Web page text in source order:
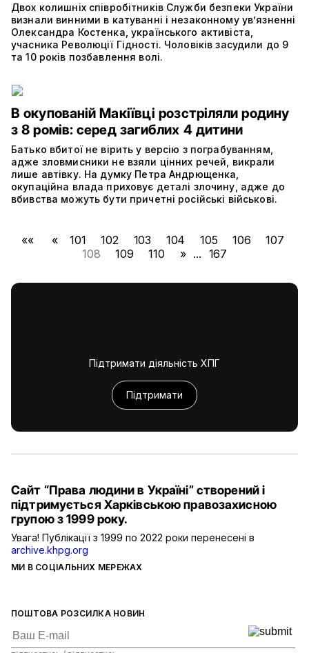
Двох колишніх співробітників Служби безпеки України
визнали винними в катуванні і незаконному ув’язненні
Олександра Костенка, українського активіста,
учасника Революції Гідності. Чоловіків засудили до 9
та 10 років позбавлення волі.
В окупованій Макіївці розстріляли родину
з 8 ромів: серед загиблих 4 дитини
Батько вбитої не вірить у версію з пограбуванням,
адже зловмисники не взяли цінних речей, викрали
лише автівку. На думку Петра Андрющенка,
окупаційна влада приховує деталі злочину, адже до
вбивства можуть бути причетні російські військові.
«« « 101 102 103 104 105 106
107
108
109 110 » ... 167
Підтримати діяльність ХПГ
Підтримати
ПОШТОВА РОЗСИЛКА НОВИН
МИ В СОЦІАЛЬНИХ МЕРЕЖАХ
Сайт “Права людини в Україні” створений і
підтримується Харківською правозахисною
групою з 1999 року.
Увага! Публікації з 1999 по 2022 роки перенесені в
archive.khpg.org